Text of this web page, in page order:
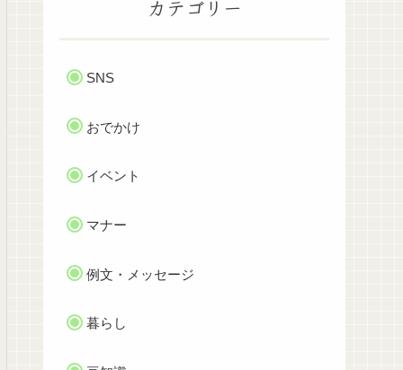
カテゴリー
SNS
おでかけ
イベント
マナー
例文・メッセージ
暮らし